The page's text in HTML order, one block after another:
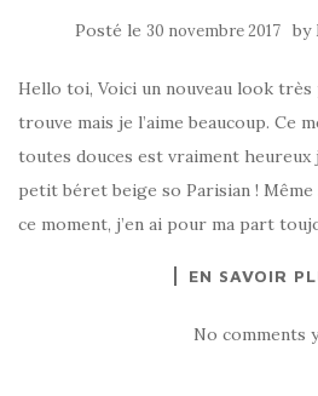
Posté le 30 novembre 2017 by
Hello toi, Voici un nouveau look
trouve mais je l’aime beaucoup. Ce
toutes douces est vraiment
petit béret beige so Parisian ! Même
ce moment, j’en ai pour ma part
EN SAVOIR
No comments